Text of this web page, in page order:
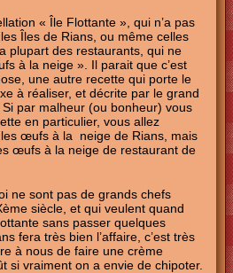
« Île Flottante », qui n’a pas
Îles de Rians, ou même celles
plupart des restaurants, qui ne
à la neige ». Il parait que c’est
une autre recette qui porte le
à réaliser, et décrite par le grand
par malheur (ou bonheur) vous
en particulier, vous allez
œufs à la neige de Rians, mais
œufs à la neige de restaurant de
ne sont pas de grands chefs
siècle, et qui veulent quand
sans passer quelques
fera très bien l’affaire, c’est très
à nous de faire une crème
si vraiment on a envie de chipoter.